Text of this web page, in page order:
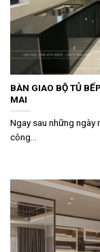
BÀN GIAO BỘ TỦ
MAI
Ngay sau những
công...